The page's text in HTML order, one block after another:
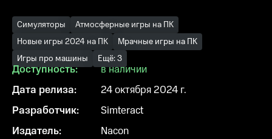
Симуляторы
Атмосферные игры на ПК
Новые игры 2024 на ПК
Мрачные игры на ПК
Игры про машины
Ещё: 3
Доступность:
в наличии
Дата релиза:
24 октября 2024 г.
Разработчик:
Simteract
Издатель:
Nacon